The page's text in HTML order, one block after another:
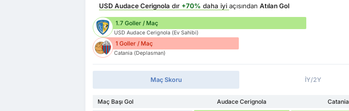
USD Audace Cerignola dır +70% daha iyiaçısındanAtılan Gol
1.7 Goller / Maç
USD Audace Cerignola (Ev Sahibi)
1 Goller / Maç
Catania (Deplasman)
Maç Skoru İY/2Y
Maç Başı Gol Audace Cerignola
Catania